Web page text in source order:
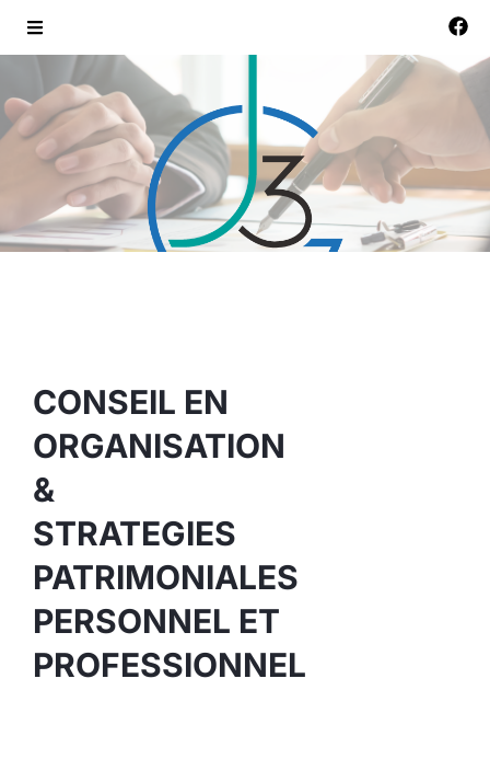
CONSEIL EN
ORGANISATION
&
STRATEGIES
PATRIMONIALES
PERSONNEL ET
PROFESSIONNEL